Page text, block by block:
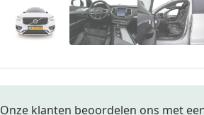
Onze klanten beoordelen ons met